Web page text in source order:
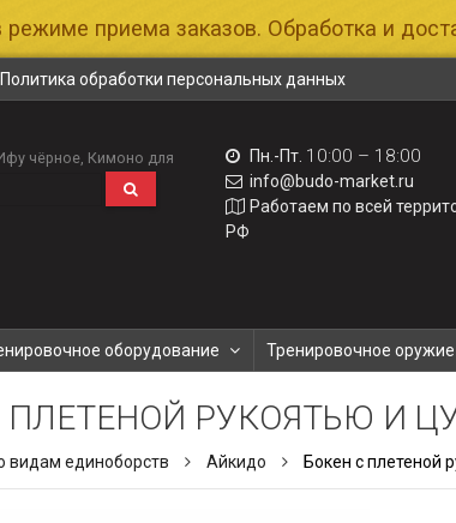
приема заказов. Обработка и
Политика обработки персональных данных
чёрное Кимоно для Пн.-Пт. 10:00 – 18:00
info@budo-market.ru
Работаем по всей
РФ
оборудование Тренировочное оружие
ПЛЕТЕНОЙ РУКОЯТЬЮ И
видам единоборств Айкидо Бокен с плетеной